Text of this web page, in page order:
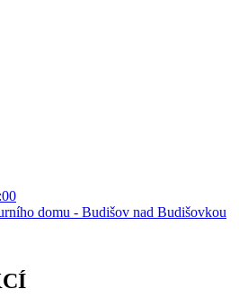
domu - Budišov nad Budišovkou